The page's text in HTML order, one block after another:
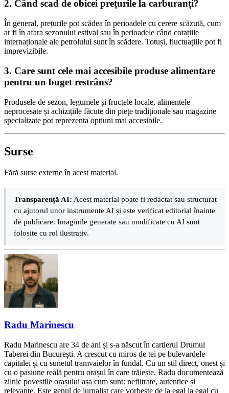
2. Când scad de obicei prețurile la carburanți?
În general, prețurile pot scădea în perioadele cu cerere scăzută, cum
ar fi în afara sezonului estival sau în perioadele când cotațiile
internaționale ale petrolului sunt în scădere. Totuși, fluctuațiile pot fi
imprevizibile.
3. Care sunt cele mai accesibile produse alimentare
pentru un buget restrâns?
Produsele de sezon, legumele și fructele locale, alimentele
neprocesate și achizițiile făcute din piețe tradiționale sau magazine
specializate pot reprezenta opțiuni mai accesibile.
Surse
Fără surse externe în acest material.
Transparență AI: Acest material poate fi redactat sau structurat
cu ajutorul unor instrumente AI și este verificat editorial înainte
de publicare. Imaginile generate sau modificate cu AI sunt
folosite cu rol ilustrativ.
Radu Marinescu
Radu Marinescu are 34 de ani și s-a născut în cartierul Drumul
Taberei din București. A crescut cu miros de tei pe bulevardele
capitalei și cu sunetul tramvaielor în fundal. Cu un stil direct, onest și
cu o pasiune reală pentru orașul în care trăiește, Radu documentează
zilnic poveștile orașului așa cum sunt: nefiltrate, autentice și
relevante. Este genul de jurnalist care vorbește de la egal la egal cu